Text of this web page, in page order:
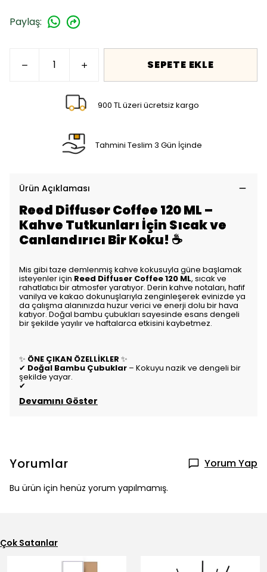
Paylaş:
SEPETE EKLE
900 TL üzeri ücretsiz kargo
Tahmini Teslim 3 Gün İçinde
Ürün Açıklaması
Reed Diffuser Coffee 120 ML –
Kahve Tutkunları İçin Sıcak ve
Canlandırıcı Bir Koku! ☕
Mis gibi taze demlenmiş kahve kokusuyla güne başlamak
isteyenler için Reed Diffuser Coffee 120 ML, sıcak ve
rahatlatıcı bir atmosfer yaratıyor. Derin kahve notaları, hafif
vanilya ve kakao dokunuşlarıyla zenginleşerek evinizde ya
da çalışma alanınızda huzur verici ve enerji dolu bir hava
katıyor. Doğal bambu çubukları sayesinde esans dengeli
bir şekilde yayılır ve haftalarca etkisini kaybetmez.
✨ ÖNE ÇIKAN ÖZELLİKLER ✨
✔ Doğal Bambu Çubuklar – Kokuyu nazik ve dengeli bir
şekilde yayar.
✔
Devamını Göster
Yorumlar Yorum Yap
Bu ürün için henüz yorum yapılmamış.
Çok Satanlar